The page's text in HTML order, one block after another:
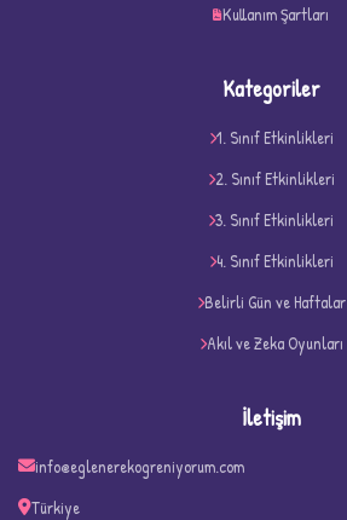
D
Kullanım Şartları
Kategoriler
1. Sınıf Etkinlikleri
2. Sınıf Etkinlikleri
3. Sınıf Etkinlikleri
4. Sınıf Etkinlikleri
Belirli Gün ve Haftalar
Akıl ve Zeka Oyunları
İletişim
info@eglenerekogreniyorum.com
Türkiye